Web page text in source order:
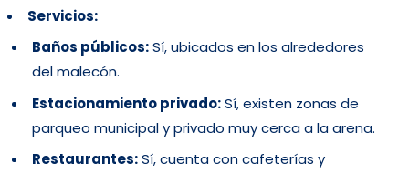
Servicios:
Baños públicos:Sí, ubicados en los alrededores
del malecón.
Estacionamiento privado:Sí, existen zonas de
parqueo municipal y privado muy cerca a la arena.
Restaurantes:Sí, cuenta con cafeterías y